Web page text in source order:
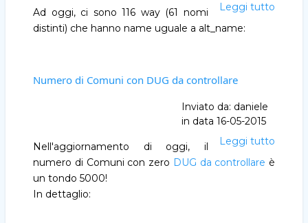
Leggi tutto
Ad oggi, ci sono 116 way (61 nomi
distinti) che hanno name uguale a alt_name:
Numero di Comuni con DUG da controllare
Inviato da: daniele
in data 16-05-2015
Leggi tutto
Nell'aggiornamento di oggi, il
numero di Comuni con zero DUG da controllare è
un tondo 5000!
In dettaglio: